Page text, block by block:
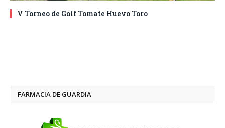
V Torneo de Golf Tomate Huevo Toro
FARMACIA DE GUARDIA